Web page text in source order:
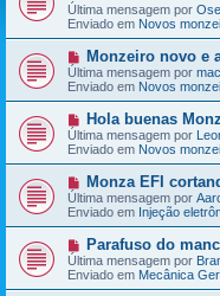
v
a
m
e
n
s
a
g
e
m
Última mensagem por
Enviado em Novos
N
o
v
a
m
e
n
s
a
e
m
Monzeiro novo e
Última mensagem por
Enviado em Novos
N
o
v
a
m
e
n
s
a
e
m
Hola buenas
Última mensagem por
Enviado em Novos
N
o
v
a
m
e
n
s
a
Monza EFI
Última mensagem por
Enviado em Injeção
N
o
v
a
Parafuso do
Última mensagem por
Enviado em Mecânica